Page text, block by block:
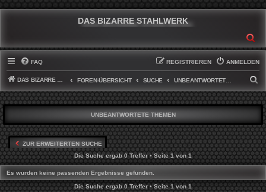
DAS BIZARRE STAHLWERK
FAQ ANMELDEN
REGISTRIEREN
DAS BIZARRE STAHLWERK FOREN-ÜBERSICHT SUCHE
U
C
H
E
UNBEANTWORTETE THEMEN
ZUR ERWEITERTEN SUCHE
Die Suche ergab 0 Treffer • Seite1von1
Es wurden keine passenden Ergebnisse gefunden.
Die Suche ergab 0 Treffer • Seite1von1